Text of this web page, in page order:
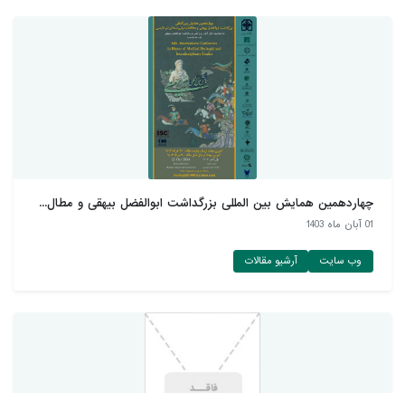
چهاردهمین همایش بین المللی بزرگداشت ابوالفضل بیهقی و مطال...
01 آبان ماه 1403
وب سایت آرشیو مقالات